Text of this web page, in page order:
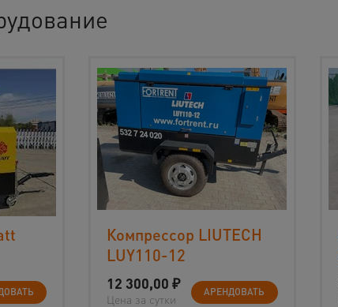
Компрессор LIUTECH
LUY110-12
12 300,00 ₽
Цена за сутки
АРЕНДОВАТЬ